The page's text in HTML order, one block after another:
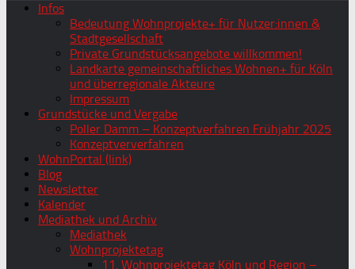
Infos
Bedeutung Wohnprojekte+ für Nutzer:innen &
Stadtgesellschaft
Private Grundstücksangebote willkommen!
Landkarte gemeinschaftliches Wohnen+ für Köln
und überregionale Akteure
Impressum
Grundstücke und Vergabe
Poller Damm – Konzeptverfahren Frühjahr 2025
Konzeptververfahren
WohnPortal (link)
Blog
Newsletter
Kalender
Mediathek und Archiv
Mediathek
Wohnprojektetag
11. Wohnprojektetag Köln und Region –